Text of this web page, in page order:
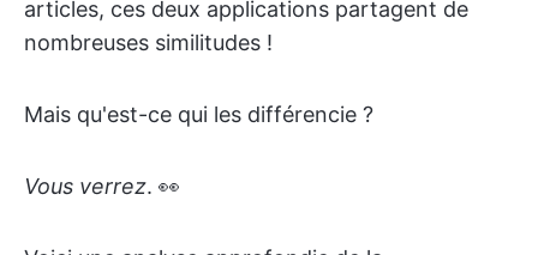
articles, ces deux applications partagent de
nombreuses similitudes !
Mais qu'est-ce qui les différencie ?
Vous verrez. 👀